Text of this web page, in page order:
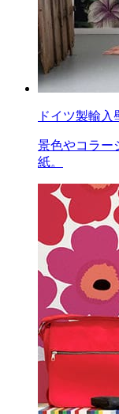
ドイツ製輸入
景色やコラー
紙。